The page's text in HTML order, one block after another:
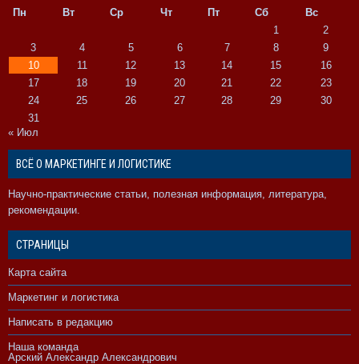
Пн
Вт Ср Чт Пт Сб
Вс
1
2
3
4 5 6 7 8
9
10
11 12 13 14 15
16
17
18 19 20 21 22
23
24
25 26 27 28 29
30
31
« Июл
ВСЁ О МАРКЕТИНГЕ И ЛОГИСТИКЕ
Научно-практические статьи, полезная информация, литература,
рекомендации.
СТРАНИЦЫ
Карта сайта
Маркетинг и логистика
Написать в редакцию
Наша команда
Арский Александр Александрович